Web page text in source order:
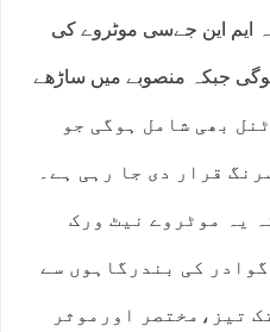
کہ ایم این جےسی موٹروے کی
172 کلومیٹرہوگی جبکہ منصوبے میں ساڑھے
ٹنل بھی شامل ہوگی جو
قرار دی جا رہی ہے۔
یہ موٹروے نیٹ ورک
کی بندرگاہوں سے
تیز،مختصر اورموثر